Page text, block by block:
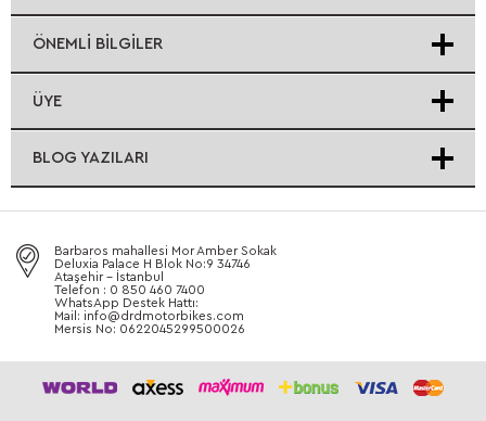
ÖNEMLI BILGILER
ÜYE
BLOG YAZILARI
Barbaros mahallesi Mor Amber Sokak
Deluxia Palace H Blok No:9 34746
Ataşehir - İstanbul
Telefon : 0 850 460 7400
WhatsApp Destek Hattı:
Mail: info@drdmotorbikes.com
Mersis No: 0622045299500026